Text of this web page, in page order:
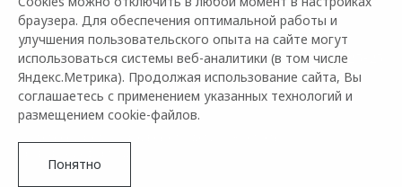
Горячая линия OMODA: +7 (495) 926-25-25
браузера. Для обеспечения оптимальной работы и
улучшения пользовательского опыта на сайте могут
использоваться системы веб-аналитики (в том числе
Яндекс.Метрика). Продолжая использование сайта, Вы
соглашаетесь с применением указанных технологий и
размещением cookie-файлов.
Понятно